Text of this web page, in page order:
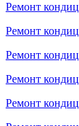
Ремонт
Ремонт
Ремонт
Ремонт
Ремонт